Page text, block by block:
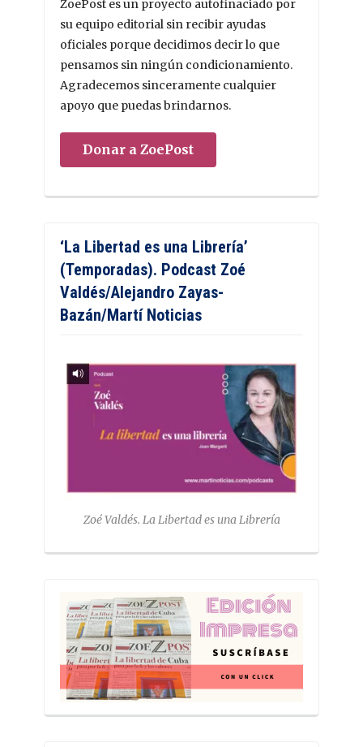
ZoePost es un proyecto autofinaciado por
su equipo editorial sin recibir ayudas
oficiales porque decidimos decir lo que
pensamos sin ningún condicionamiento.
Agradecemos sinceramente cualquier
apoyo que puedas brindarnos.
Donar a ZoePost
‘La Libertad es una Librería’
(Temporadas). Podcast Zoé
Valdés/Alejandro Zayas-
Bazán/Martí Noticias
Zoé Valdés. La Libertad es una Librería